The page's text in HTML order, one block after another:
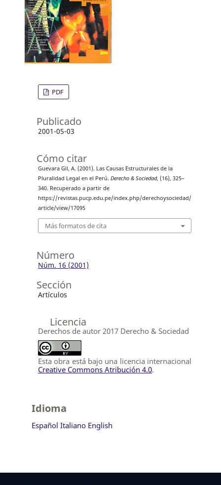
PDF
Publicado
2001-05-03
Cómo citar
Guevara Gil, A. (2001). Las Causas Estructurales de la
Pluralidad Legal en el Perú. Derecho & Sociedad, (16), 325–
340. Recuperado a partir de
https://revistas.pucp.edu.pe/index.php/derechoysociedad/
article/view/17095
Más formatos de cita
Número
Núm. 16 (2001)
Sección
Artículos
Licencia
Derechos de autor 2017 Derecho & Sociedad
Esta obra está bajo una licencia internacional
Creative Commons Atribución 4.0.
Idioma
Español Italiano English